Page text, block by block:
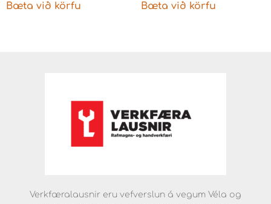
Bæta við körfu Bæta við körfu
Verkfæralausnir eru vefverslun á vegum Véla og